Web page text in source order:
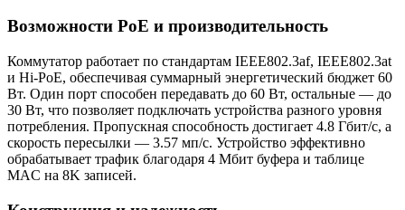
Возможности PoE и производительность
Коммутатор работает по стандартам IEEE802.3af, IEEE802.3at
и Hi-PoE, обеспечивая суммарный энергетический бюджет 60
Вт. Один порт способен передавать до 60 Вт, остальные — до
30 Вт, что позволяет подключать устройства разного уровня
потребления. Пропускная способность достигает 4.8 Гбит/с, а
скорость пересылки — 3.57 мп/с. Устройство эффективно
обрабатывает трафик благодаря 4 Мбит буфера и таблице
MAC на 8K записей.